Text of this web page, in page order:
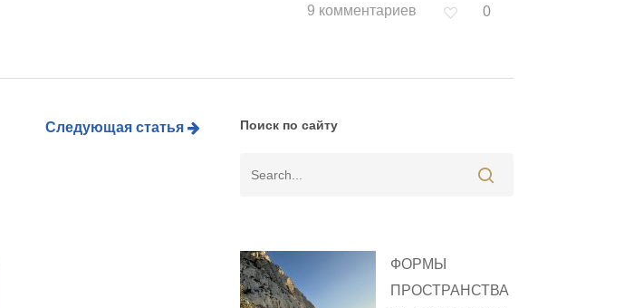
9 комментариев 0
Следующая статья Поиск по сайту
ФОРМЫ
ПРОСТРАНСТВА